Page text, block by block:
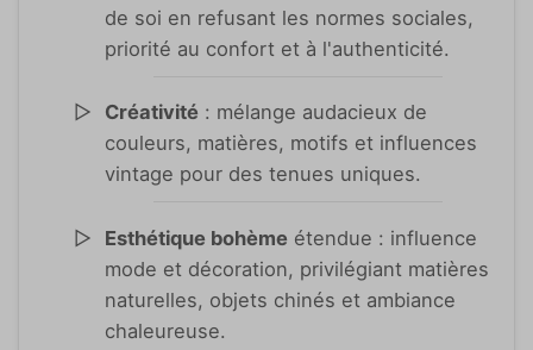
de soi en refusant les normes sociales,
priorité au confort et à l'authenticité.
Créativité : mélange audacieux de
couleurs, matières, motifs et influences
vintage pour des tenues uniques.
Esthétique bohème étendue : influence
mode et décoration, privilégiant matières
naturelles, objets chinés et ambiance
chaleureuse.